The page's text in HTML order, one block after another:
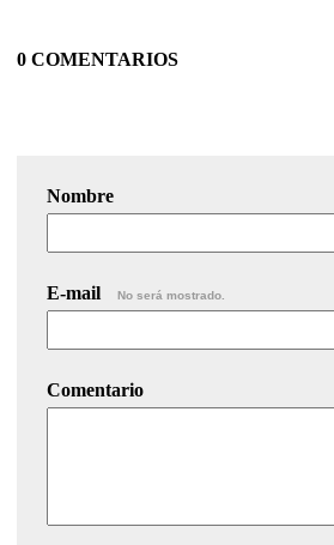
0 COMENTARIOS
Nombre
E-mail No será mostrado.
Comentario